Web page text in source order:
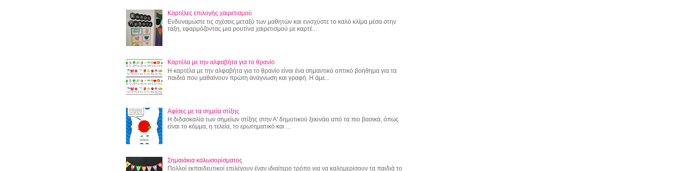
Καρτέλες επιλογής χαιρετισμού
Ενδυναμώστε τις σχέσεις μεταξύ των μαθητών και ενισχύστε το καλό κλίμα μέσα στην
τάξη, εφαρμόζοντας μια ρουτίνα χαιρετισμού με καρτέ...
Καρτέλα με την αλφαβήτα για το θρανίο
Η καρτέλα με την αλφαβήτα για το θρανίο είναι ένα σημαντικό οπτικό βοήθημα για τα
παιδιά που μαθαίνουν πρώτη ανάγνωση και γραφή. Η άμε...
Αφίσες με τα σημεία στίξης
Η διδασκαλία των σημείων στίξης στην Α' δημοτικού ξεκινάει από τα πιο βασικά, όπως
είναι το κόμμα, η τελεία, το ερωτηματικό και ...
Σημαιάκια καλωσορίσματος
Πολλοί εκπαιδευτικοί επιλέγουν έναν ιδιαίτερο τρόπο για να καλημερίσουν τα παιδιά το